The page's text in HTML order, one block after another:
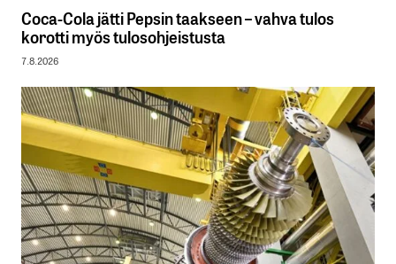
Coca-Cola jätti Pepsin taakseen – vahva tulos
korotti myös tulosohjeistusta
7.8.2026